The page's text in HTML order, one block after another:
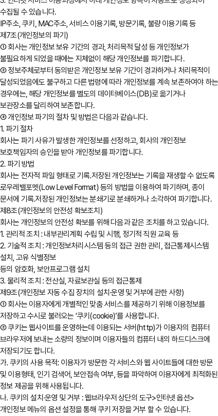
수집될 수 있습니다.
IP주소, 쿠키, MAC주소, 서비스 이용기록, 방문기록, 불량 이용기록 등
제7조(개인정보의 파기)
① 회사는 개인정보 보유 기간의 경과, 처리목적 달성 등 개인정보가
불필요하게 되었을 때에는 지체없이 해당 개인정보를 파기합니다.
② 정보주체로부터 동의받은 개인정보 보유 기간이 경과하거나 처리목적이
달성되었음에도 불구하고 다른 법령에 따라 개인정보를 계속 보존하여야 하는
경우에는, 해당 개인정보를 별도의 데이터베이스(DB)로 옮기거나
보관장소를 달리하여 보존합니다.
③ 개인정보 파기의 절차 및 방법은 다음과 같습니다.
1. 파기 절차
회사는 파기 사유가 발생한 개인정보를 선정하고, 회사의 개인정보
보호책임자의 승인을 받아 개인정보를 파기합니다.
2. 파기 방법
회사는 전자적 파일 형태로 기록․저장된 개인정보는 기록을 재생할 수 없도록
로우레밸포멧(Low Level Format) 등의 방법을 이용하여 파기하며, 종이
문서에 기록․저장된 개인정보는 분쇄기로 분쇄하거나 소각하여 파기합니다.
제8조(개인정보의 안전성 확보조치)
회사는 개인정보의 안전성 확보를 위해 다음과 같은 조치를 하고 있습니다.
1. 관리적 조치 : 내부관리계획 수립 및 시행, 정기적 직원 교육 등
2. 기술적 조치 : 개인정보처리시스템 등의 접근 권한 관리, 접근통제시스템
설치, 고유 식별정보
등의 암호화, 보안프로그램 설치
3. 물리적 조치 : 전산실, 자료보관실 등의 접근통제
제9조(개인정보 자동 수집 장치의 설치∙운영 및 거부에 관한 사항)
① 회사는 이용자에게 개별적인 맞춤 서비스를 제공하기 위해 이용정보를
저장하고 수시로 불러오는 ‘쿠키(cookie)’를 사용합니다.
② 쿠키는 웹사이트를 운영하는데 이용되는 서버(http)가 이용자의 컴퓨터
브라우저에 보내는 소량의 정보이며 이용자들의 컴퓨터 내의 하드디스크에
저장되기도 합니다.
가. 쿠키의 사용 목적: 이용자가 방문한 각 서비스와 웹 사이트들에 대한 방문
및 이용형태, 인기 검색어, 보안접속 여부, 등을 파악하여 이용자에게 최적화된
정보 제공을 위해 사용됩니다.
나. 쿠키의 설치∙운영 및 거부 : 웹브라우저 상단의 도구>인터넷 옵션>
개인정보 메뉴의 옵션 설정을 통해 쿠키 저장을 거부 할 수 있습니다.